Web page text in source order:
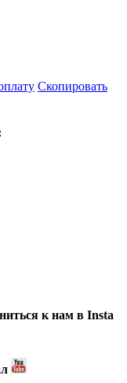
Скопировать
к нам в Insta